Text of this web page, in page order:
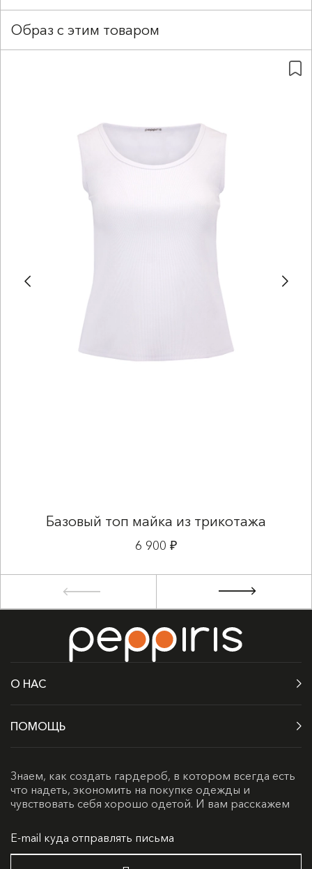
Образ с этим товаром
Базовый топ майка из трикотажа
6 900 ₽
О НАС
ПОМОЩЬ
Знаем, как создать гардероб, в котором всегда есть
что надеть, экономить на покупке одежды и
чувствовать себя хорошо одетой. И вам расскажем